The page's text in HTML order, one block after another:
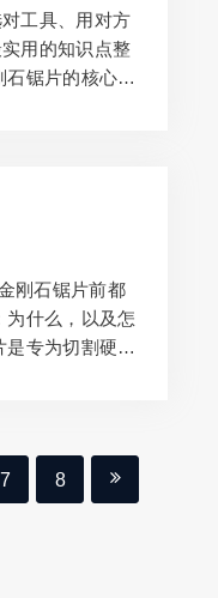
工具、用对方
用的知识点整
锯片的核心原
看规格参数。
热压烧结金刚
刚石锯片前都
为什么，以及怎
专为切割硬质
切割材料，对石
削方式去除石
7 8